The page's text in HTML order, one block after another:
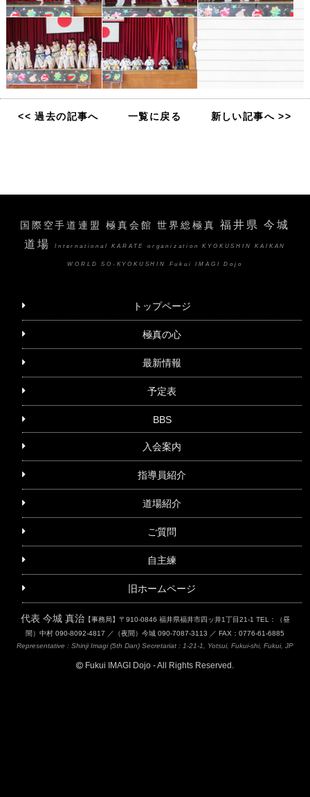
<< 過去の記事へ 一覧に戻る 新しい記事へ >>
国際空手道連盟 極真会館 世界総極真福井県 今城
道場
International KARATE organization KYOKUSHIN KAIKAN
WORLD SO-KYOKUSHIN Fukui IMAGI Dojo
トップページ
極真の心
最新情報
予定表
BBS
入会案内
指導員紹介
道場紹介
ご質問
自主練
旧ホームページ
代表 今城 真治【事務局】〒910-0846 福井県福井市四ッ井1丁目21-1 TEL：（昼
間）中村 090-8092-4817 ／（夜間）今城 090-7087-3113 ／ FAX：0776-61-6885
Representative : Shinji Imagi (5th Dan) Secretariat : 1-21-1, Yotsui, Fukui-shi, Fukui, JP
Fukui IMAGI Dojo - All Rights Reserved.